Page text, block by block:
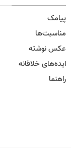
پیامک
مناسبت‌ها
عکس نوشته
ایده‌های خلاقانه
راهنما